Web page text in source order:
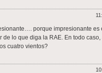
porque impresionante es
lo que diga la RAE. En todo caso,
cuatro vientos?